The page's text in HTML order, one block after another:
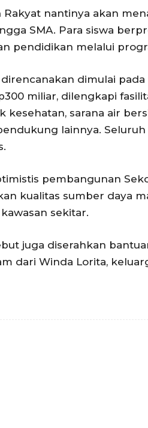
Rakyat nantinya akan
SMA. Para siswa
pendidikan melalui
dimulai
miliar, dilengkapi
kesehatan, sarana air
lainnya.
pembangunan
kualitas sumber daya
sekitar.
juga diserahkan
dari Winda Lorita,